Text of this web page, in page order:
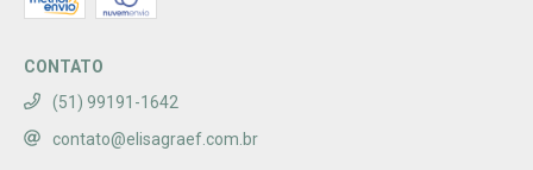
CONTATO
(51) 99191-1642
contato@elisagraef.com.br